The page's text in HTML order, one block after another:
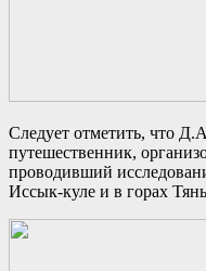
Следует отметить, что
путешественник,
проводивший
Иссык-куле и в горах